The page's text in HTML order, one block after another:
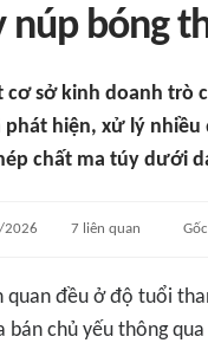
núp bóng
cơ sở kinh doanh trò
hiện, xử lý
chất ma túy dưới
7 liên quan Gốc
quan đều ở độ tuổi
bán chủ yếu thông